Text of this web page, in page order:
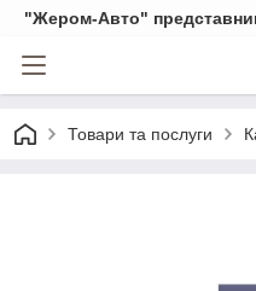
"Жером-Авто" представник
Товари та послуги